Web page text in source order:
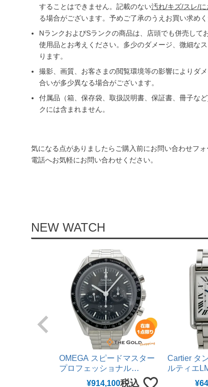
することはできません。記載のない汚れ/キズ/スレ/
る場合がございます。予めご了承のうえお買い求めく
NランクおよびSランクの商品は、店頭でも併売して
使用品とお考えください。多少のダメージ、微細な
ります。
撮影、画質、お客さまの閲覧環境等の影響によりダ
合いが多少異なる場合がございます。
付属品（箱、保存袋、取扱説明書、保証書、冊子な
クには含まれません。
気になる点がありましたらご購入前にお問い合わせフ
電話へお気軽にお問い合わせください。
NEW WATCH
OMEGA スピードマスター
プロフェッショナル
310.30.42.50.01.001 仕上げ
¥914,100税込
Cartier タ
ルティエ
ージモデ
¥